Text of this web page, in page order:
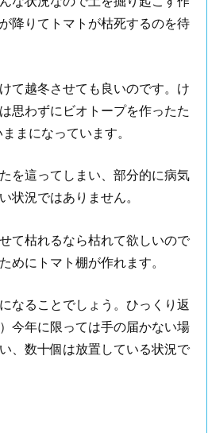
降りてトマトが枯死するのを待
て越冬させても良いのです。け
思わずにビオトープを作ったた
まになっています。
を這ってしまい、部分的に病気
状況ではありません。
て枯れるなら枯れて欲しいので
めにトマト棚が作れます。
なることでしょう。ひっくり返
今年に限っては手の届かない場
、数十個は放置している状況で